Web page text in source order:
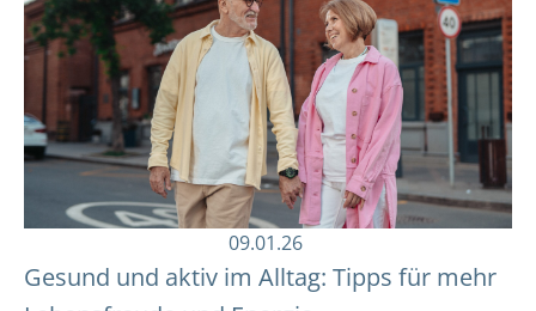
09.01.26
Gesund und aktiv im Alltag: Tipps für mehr